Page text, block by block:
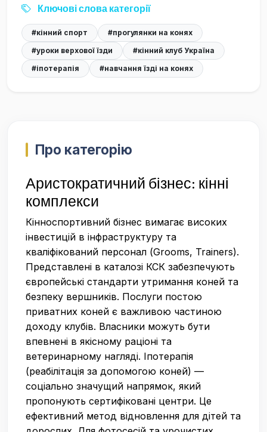
Ключові слова категорії
#кінний спорт
#прогулянки на конях
#уроки верхової їзди
#кінний клуб Україна
#іпотерапія
#навчання їзді на конях
Про категорію
Аристократичний бізнес: кінні
комплекси
Кінноспортивний бізнес вимагає високих
інвестицій в інфраструктуру та
кваліфікований персонал (Grooms, Trainers).
Представлені в каталозі КСК забезпечують
європейські стандарти утримання коней та
безпеку вершників. Послуги постою
приватних коней є важливою частиною
доходу клубів. Власники можуть бути
впевнені в якісному раціоні та
ветеринарному нагляді. Іпотерапія
(реабілітація за допомогою коней) —
соціально значущий напрямок, який
пропонують сертифіковані центри. Це
ефективний метод відновлення для дітей та